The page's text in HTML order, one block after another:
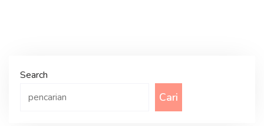
Search
Cari